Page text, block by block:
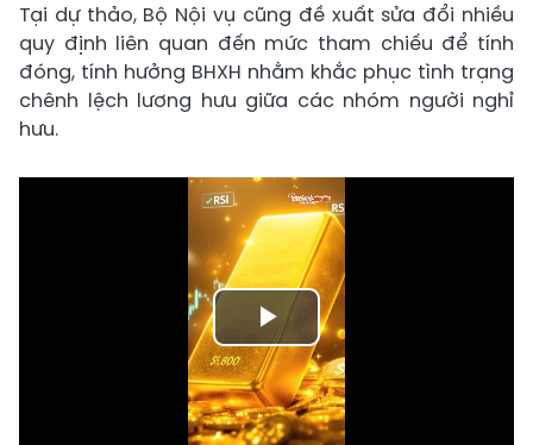
Tại dự thảo, Bộ Nội vụ cũng đề xuất sửa đổi nhiều
quy định liên quan đến mức tham chiếu để tính
đóng, tính hưởng BHXH nhằm khắc phục tình trạng
chênh lệch lương hưu giữa các nhóm người nghỉ
hưu.
Play
Video